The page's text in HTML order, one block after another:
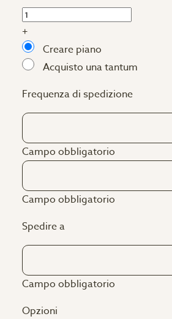
+
Creare piano
Acquisto una tantum
Frequenza di spedizione
Campo obbligatorio
Campo obbligatorio
Spedire a
Campo obbligatorio
Opzioni